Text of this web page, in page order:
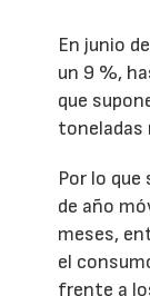
En junio
un 9 %,
que
toneladas
Por lo
de año
meses,
el
frente a